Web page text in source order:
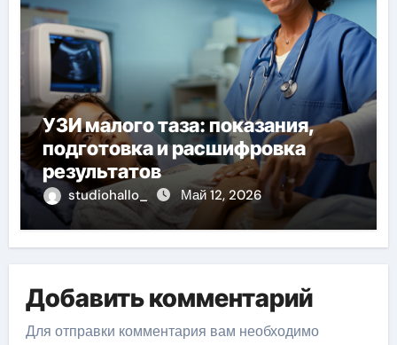
УЗИ малого таза: показания,
подготовка и расшифровка
результатов
studiohallo_ Май 12, 2026
Добавить комментарий
Для отправки комментария вам необходимо